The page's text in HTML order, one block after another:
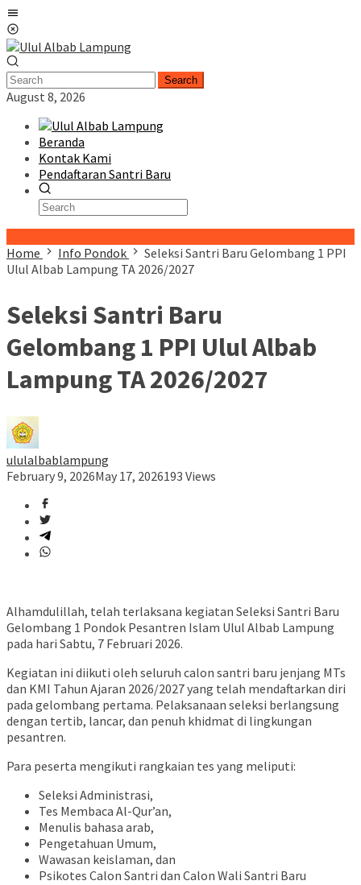
Skip
to
content
Search
August 8, 2026
Beranda
Kontak Kami
Pendaftaran Santri Baru
Home
Info Pondok
Seleksi Santri Baru Gelombang 1 PPI
Ulul Albab Lampung TA 2026/2027
Seleksi Santri Baru
Gelombang 1 PPI Ulul Albab
Lampung TA 2026/2027
ululalbablampung
February 9, 2026May 17, 2026193 Views
Alhamdulillah, telah terlaksana kegiatan Seleksi Santri Baru
Gelombang 1 Pondok Pesantren Islam Ulul Albab Lampung
pada hari Sabtu, 7 Februari 2026.
Kegiatan ini diikuti oleh seluruh calon santri baru jenjang MTs
dan KMI Tahun Ajaran 2026/2027 yang telah mendaftarkan diri
pada gelombang pertama. Pelaksanaan seleksi berlangsung
dengan tertib, lancar, dan penuh khidmat di lingkungan
pesantren.
Para peserta mengikuti rangkaian tes yang meliputi:
Seleksi Administrasi,
Tes Membaca Al-Qur’an,
Menulis bahasa arab,
Pengetahuan Umum,
Wawasan keislaman, dan
Psikotes Calon Santri dan Calon Wali Santri Baru